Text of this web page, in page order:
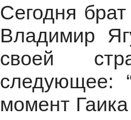
Сегодня
Владимир
своей
следующее:
момент